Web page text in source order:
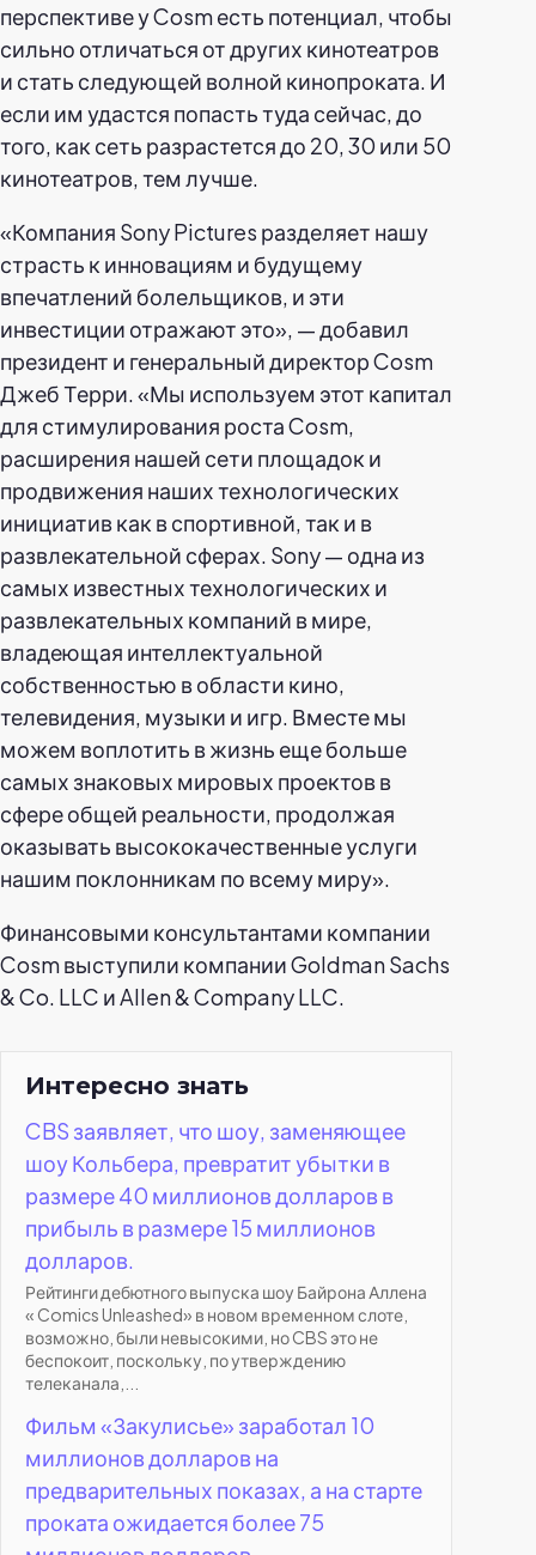
перспективе у Cosm есть потенциал, чтобы
сильно отличаться от других кинотеатров
и стать следующей волной кинопроката. И
если им удастся попасть туда сейчас, до
того, как сеть разрастется до 20, 30 или 50
кинотеатров, тем лучше.
«Компания Sony Pictures разделяет нашу
страсть к инновациям и будущему
впечатлений болельщиков, и эти
инвестиции отражают это», — добавил
президент и генеральный директор Cosm
Джеб Терри. «Мы используем этот капитал
для стимулирования роста Cosm,
расширения нашей сети площадок и
продвижения наших технологических
инициатив как в спортивной, так и в
развлекательной сферах. Sony — одна из
самых известных технологических и
развлекательных компаний в мире,
владеющая интеллектуальной
собственностью в области кино,
телевидения, музыки и игр. Вместе мы
можем воплотить в жизнь еще больше
самых знаковых мировых проектов в
сфере общей реальности, продолжая
оказывать высококачественные услуги
нашим поклонникам по всему миру».
Финансовыми консультантами компании
Cosm выступили компании Goldman Sachs
& Co. LLC и Allen & Company LLC.
Интересно знать
CBS заявляет, что шоу, заменяющее
шоу Кольбера, превратит убытки в
размере 40 миллионов долларов в
прибыль в размере 15 миллионов
долларов.
Рейтинги дебютного выпуска шоу Байрона Аллена
« Comics Unleashed» в новом временном слоте,
возможно, были невысокими, но CBS это не
беспокоит, поскольку, по утверждению
телеканала,...
Фильм «Закулисье» заработал 10
миллионов долларов на
предварительных показах, а на старте
проката ожидается более 75